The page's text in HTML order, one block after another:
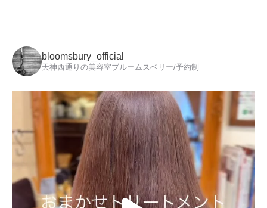
bloomsbury_official
天神西通りの美容室ブルームスベリー/予約制